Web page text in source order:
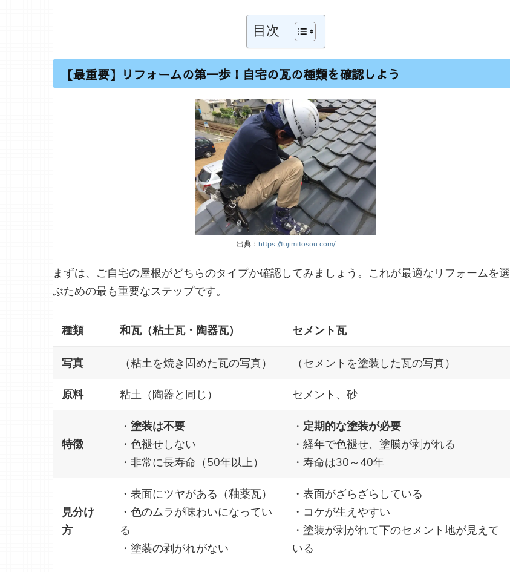
目次
【最重要】リフォームの第一歩！自宅の瓦の種類を確認しよう
出典： https://fujimitosou.com/
まずは、ご自宅の屋根がどちらのタイプか確認してみましょう。これが最適なリフォームを選
ぶための最も重要なステップです。
種類 和瓦（粘土瓦・陶器瓦） セメント瓦
写真 （粘土を焼き固めた瓦の写真） （セメントを塗装した瓦の写真）
原料 粘土（陶器と同じ） セメント、砂
特徴
・ 塗装は不要
・色褪せしない
・非常に長寿命（50年以上）
・ 定期的な塗装が必要
・経年で色褪せ、塗膜が剥がれる
・寿命は30～40年
見分け
方
・表面にツヤがある（釉薬瓦）
・色のムラが味わいになってい
る
・塗装の剥がれがない
・表面がざらざらしている
・コケが生えやすい
・塗装が剥がれて下のセメント地が見えて
いる